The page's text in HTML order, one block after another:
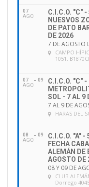
a
07
AGO
C.I.C.O. "C" -
NUESVOS
DE PATO
DE 2026
7 DE AGOSTO
CAMPO
1051,
07
AGO
09
C.I.C.O. "C" -
SOL - 7 AL 9
7 AL 9 DE
HARAS DEL
08
AGO
09
C.I.C.O. "A" -
FECHA
ALEMÁN DE
AGOSTO DE
08 Y 09 DE
CLUB
Dorrego